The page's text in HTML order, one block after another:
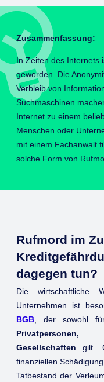
Zusammenfassung:
In Zeiten des Internets
geworden. Die
Verbleib von
Suchmaschinen
Internet zu einem
Menschen oder
mit einem Fachanwalt
solche Form von
Rufmord im
dagegen tun?
Die wirtschaftliche
Unternehmen ist
BGB , der sowohl
Privatpersonen,
Gesellschaften gilt.
finanziellen
Tatbestand der